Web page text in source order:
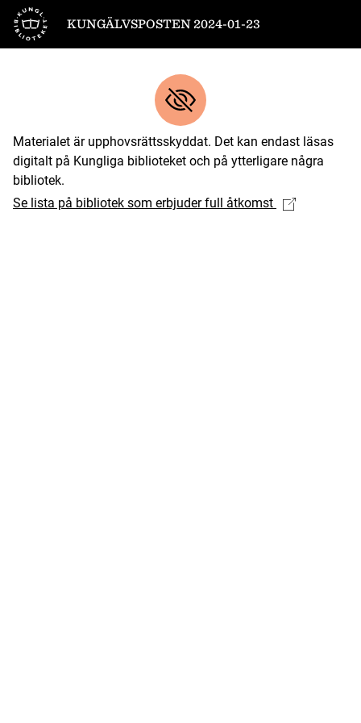
Till startsidan
KUNGÄLVSPOSTEN 2024-01-23
Materialet är upphovsrättsskyddat. Det kan endast läsas
digitalt på Kungliga biblioteket och på ytterligare några
bibliotek.
Se lista på bibliotek som erbjuder full åtkomst